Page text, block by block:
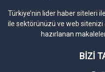
Türkiye’nin lider haber siteleri
ile sektörünüzü ve web
hazırlanan
BİZİ